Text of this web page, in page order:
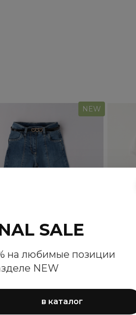
NEW
SALE
на любимые позиции
NEW
в каталог